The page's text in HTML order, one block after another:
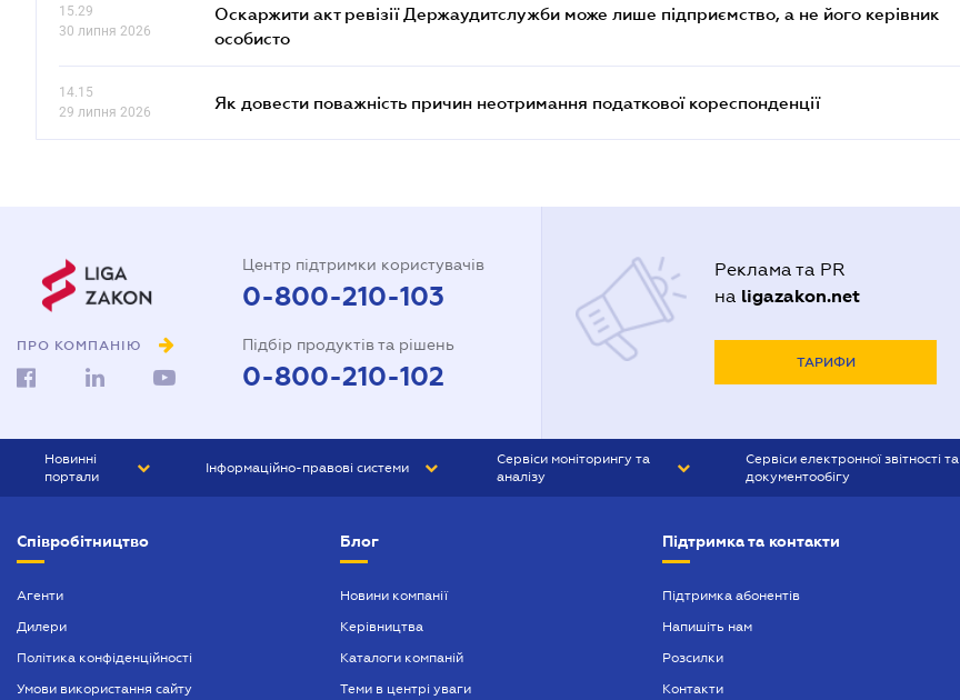
15.29
30 липня 2026
Оскаржити акт ревізії Держаудитслужби може лише підприємство, а не його керівник
особисто
14.15
29 липня 2026
Як довести поважність причин неотримання податкової кореспонденції
ПРО КОМПАНІЮ
Центр підтримки користувачів
0-800-210-103
Підбір продуктів та рішень
0-800-210-102
Реклама та PR
на ligazakon.net
ТАРИФИ
Новинні
портали
БІЗНЕС
Інформаційно-правові системи
БУХГАЛТЕР ПРОФ
Сервіси моніторингу та
аналізу
Сервіси електронної звітності та
документообігу
Співробітництво
Агенти
Дилери
Політика конфіденційності
Умови використання сайту
Блог
Новини компанії
Керівництва
Каталоги компаній
Теми в центрі уваги
Підтримка та контакти
Підтримка абонентів
Напишіть нам
Розсилки
Контакти